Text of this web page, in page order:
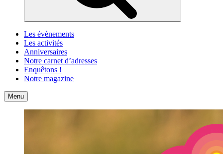
Les évènements
Les activités
Anniversaires
Notre carnet d’adresses
Enquêtons !
Notre magazine
Accueil
Menu Contact